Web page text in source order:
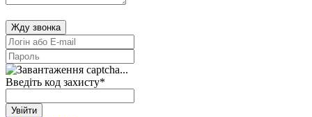
Жду звонка
Введіть код захисту*
Увійти